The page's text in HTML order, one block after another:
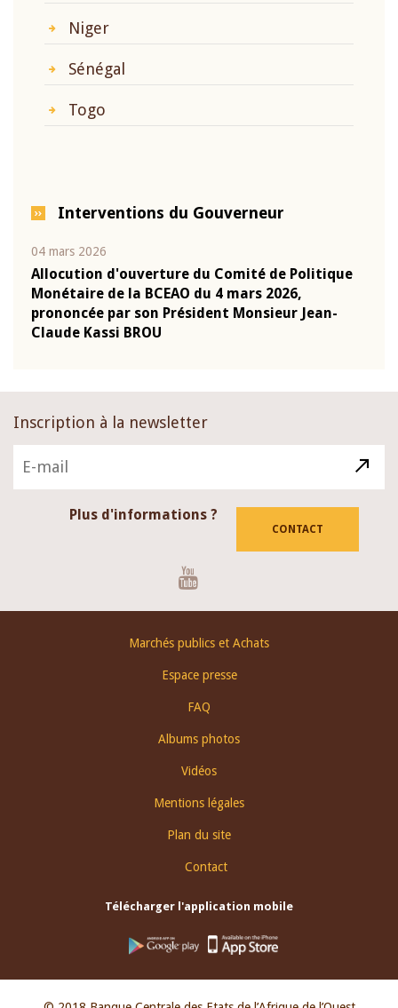
Niger
Sénégal
Togo
Interventions du Gouverneur
04 mars 2026
Allocution d'ouverture du Comité de Politique
Monétaire de la BCEAO du 4 mars 2026,
prononcée par son Président Monsieur Jean-
Claude Kassi BROU
Inscription à la newsletter
Plus d'informations ?
CONTACT
Marchés publics et Achats
Espace presse
FAQ
Albums photos
Vidéos
Mentions légales
Plan du site
Contact
Télécharger l'application mobile